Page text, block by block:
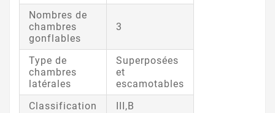
Nombres de
chambres
gonflables
3
Type de
chambres
latérales
Superposées
et
escamotables
Classification
III,B